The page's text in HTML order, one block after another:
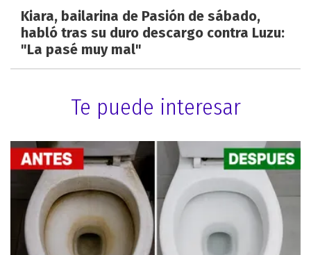
Kiara, bailarina de Pasión de sábado,
habló tras su duro descargo contra Luzu:
"La pasé muy mal"
Te puede interesar